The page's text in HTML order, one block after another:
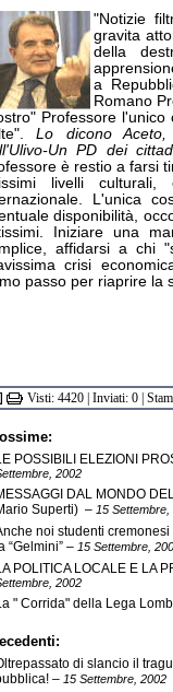
"Notizie
gravita
della
a
Romano
Professore
Lo dicono
Un PD dei
è restio a farsi
livelli culturali,
L'unica
disponibilità,
Iniziare una
affidarsi a chi
crisi
passo per riaprire
Visti: 4420 | Inviati: 0 |
POSSIBILI ELEZIONI
2002
DAL MONDO
Superti) – 15 Settembre,
noi studenti
“Gelmini” – 15 Settembre,
POLITICA LOCALE E LA
2002
" Corrida" della Lega
di slancio il
– 15 Settembre, 2002